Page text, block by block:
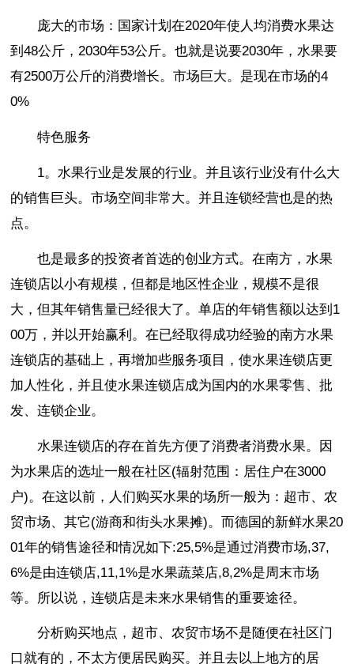
庞大的市场：国家计划在2020年使人均消费水果达
到48公斤，2030年53公斤。也就是说要2030年，水果要
有2500万公斤的消费增长。市场巨大。是现在市场的4
0%
特色服务
1。水果行业是发展的行业。并且该行业没有什么大
的销售巨头。市场空间非常大。并且连锁经营也是的热
点。
也是最多的投资者首选的创业方式。在南方，水果
连锁店以小有规模，但都是地区性企业，规模不是很
大，但其年销售量已经很大了。单店的年销售额以达到1
00万，并以开始赢利。在已经取得成功经验的南方水果
连锁店的基础上，再增加些服务项目，使水果连锁店更
加人性化，并且使水果连锁店成为国内的水果零售、批
发、连锁企业。
水果连锁店的存在首先方便了消费者消费水果。因
为水果店的选址一般在社区(辐射范围：居住户在3000
户)。在这以前，人们购买水果的场所一般为：超市、农
贸市场、其它(游商和街头水果摊)。而德国的新鲜水果20
01年的销售途径和情况如下:25,5%是通过消费市场,37,
6%是由连锁店,11,1%是水果蔬菜店,8,2%是周末市场
等。所以说，连锁店是未来水果销售的重要途径。
分析购买地点，超市、农贸市场不是随便在社区门
口就有的，不太方便居民购买。并且去以上地方的居